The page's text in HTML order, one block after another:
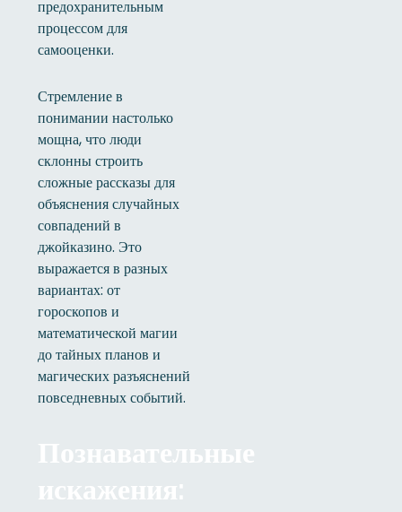
предохранительным
процессом для
самооценки.
Стремление в
понимании настолько
мощна, что люди
склонны строить
сложные рассказы для
объяснения случайных
совпадений в
джойказино. Это
выражается в разных
вариантах: от
гороскопов и
математической магии
до тайных планов и
магических разъяснений
повседневных событий.
Познавательные
искажения: